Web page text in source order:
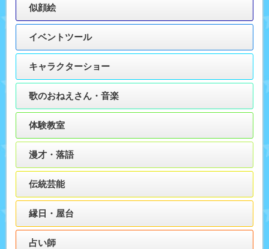
似顔絵
イベントツール
キャラクターショー
歌のおねえさん・音楽
体験教室
漫才・落語
伝統芸能
縁日・屋台
占い師